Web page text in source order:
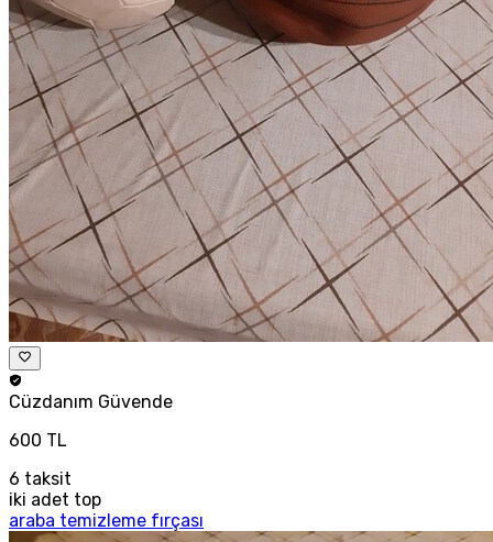
Cüzdanım Güvende
600 TL
6 taksit
iki adet top
araba temizleme fırçası